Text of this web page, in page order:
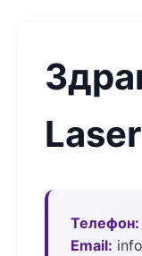
Laser
Телефон:
Email: